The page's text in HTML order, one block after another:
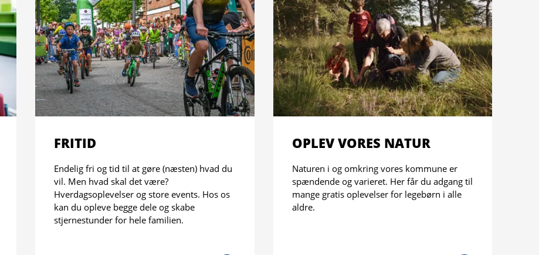
FRITID
Endelig fri og tid til at gøre (næsten) hvad du
vil. Men hvad skal det være?
Hverdagsoplevelser og store events. Hos os
kan du opleve begge dele og skabe
stjernestunder for hele familien.
OPLEV VORES NATUR
Naturen i og omkring vores kommune er
spændende og varieret. Her får du adgang til
mange gratis oplevelser for legebørn i alle
aldre.